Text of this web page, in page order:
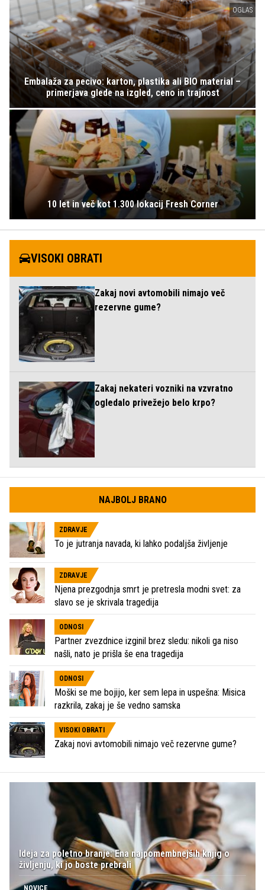
OGLAS
Embalaža za pecivo: karton, plastika ali BIO material –
primerjava glede na izgled, ceno in trajnost
10 let in več kot 1.300 lokacij Fresh Corner
VISOKI OBRATI
Zakaj novi avtomobili nimajo več
rezervne gume?
Zakaj nekateri vozniki na vzvratno
ogledalo privežejo belo krpo?
NAJBOLJ BRANO
ZDRAVJE
To je jutranja navada, ki lahko podaljša življenje
ZDRAVJE
Njena prezgodnja smrt je pretresla modni svet: za
slavo se je skrivala tragedija
ODNOSI
Partner zvezdnice izginil brez sledu: nikoli ga niso
našli, nato je prišla še ena tragedija
ODNOSI
Moški se me bojijo, ker sem lepa in uspešna: Misica
razkrila, zakaj je še vedno samska
VISOKI OBRATI
Zakaj novi avtomobili nimajo več rezervne gume?
Ideja za poletno branje: Ena najpomembnejših knjig o
življenju, ki jo boste prebrali
NOVICE